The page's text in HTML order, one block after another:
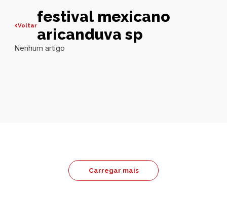
Voltarfestival mexicano
aricanduva sp
Nenhum artigo
Carregar mais